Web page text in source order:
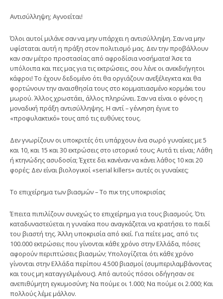
Αντισύλληψη; Αγνοείται!
Όλοι αυτοί μιλάνε σαν να μην υπάρχει η αντισύλληψη. Σαν να μην
υφίσταται αυτή η πράξη στον πολιτισμό μας. Δεν την προβάλλουν
καν σαν μέτρο προστασίας από αφροδίσια νοσήματα! Άσε τα
υπόλοιπα και πες μας για τις εκτρώσεις, σου λένε οι ανεκδιήγητοι
κάφροι! Το έχουν δεδομένο ότι θα οργιάζουν ανεξέλεγκτα και θα
φορτώνουν την αναισθησία τους στο κομματιασμένο κορμάκι του
μωρού. Άλλος χρωστάει, άλλος πληρώνει. Σαν να είναι ο φόνος η
μοναδική πράξη αντισύλληψης. Η αντί – γέννηση έγινε το
«προφυλακτικό» τους από τις ευθύνες τους.
Δεν γνωρίζουν οι υποκριτές ότι υπάρχουν ένα σωρό γυναίκες με 5
και 10, και 15 και 30 εκτρώσεις στο ιστορικό τους; Αυτά τι είναι; Λάθη
ή κτηνώδης ασυδοσία; Έχετε δει κανέναν να κάνει λάθος 10 και 20
φορές; Δεν είναι βιολογικοί «serial killers» αυτές οι γυναίκες;
Το επιχείρημα των βιασμών – Το πικ της υποκρισίας
Έπειτα πιπιλίζουν συνεχώς το επιχείρημα για τους βιασμούς. Ότι
καταδυναστεύεται η γυναίκα που αναγκάζεται να κρατήσει το παιδί
του βιαστή της. Άλλη υποκρισία από εκεί. Για πείτε μας, από τις
100.000 εκτρώσεις που γίνονται κάθε χρόνο στην Ελλάδα, πόσες
αφορούν περιπτώσεις βιασμών; Υπολογίζεται ότι κάθε χρόνο
γίνονται στην Ελλάδα περίπου 4.500 βιασμοί (συμπεριλαμβάνοντας
και τους μη καταγγελμένους). Από αυτούς πόσοι οδήγησαν σε
ανεπιθύμητη εγκυμοσύνη; Να πούμε οι 1.000; Να πούμε οι 2.000; Και
πολλούς λέμε μάλλον.